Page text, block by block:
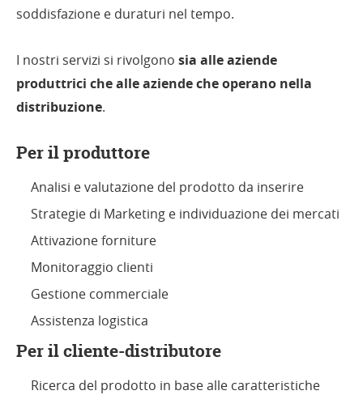
soddisfazione e duraturi nel tempo.
I nostri servizi si rivolgono sia alle aziende
produttrici che alle aziende che operano nella
distribuzione.
Per il produttore
Analisi e valutazione del prodotto da inserire
Strategie di Marketing e individuazione dei mercati
Attivazione forniture
Monitoraggio clienti
Gestione commerciale
Assistenza logistica
Per il cliente-distributore
Ricerca del prodotto in base alle caratteristiche